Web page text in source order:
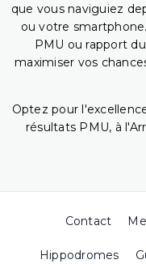
que vous naviguiez
ou votre
PMU ou rapport
maximiser vos
Optez pour
résultats PMU, à
Contact
Hippodromes